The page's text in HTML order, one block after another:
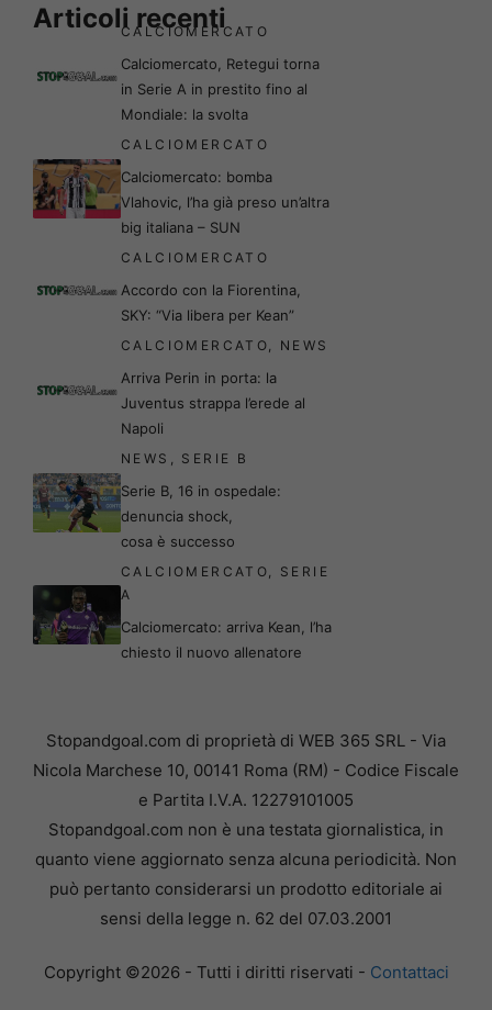
Articoli recenti
CALCIOMERCATO
Calciomercato, Retegui torna
in Serie A in prestito fino al
Mondiale: la svolta
CALCIOMERCATO
Calciomercato: bomba
Vlahovic, l’ha già preso un’altra
big italiana – SUN
CALCIOMERCATO
Accordo con la Fiorentina,
SKY: “Via libera per Kean”
CALCIOMERCATO NEWS
Arriva Perin in porta: la
Juventus strappa l’erede al
Napoli
NEWS SERIE B
Serie B, 16 in ospedale:
denuncia shock,
cosa è successo
CALCIOMERCATO
SERIE
A
Calciomercato: arriva Kean, l’ha
chiesto il nuovo allenatore
Stopandgoal.com di proprietà di WEB 365 SRL - Via
Nicola Marchese 10, 00141 Roma (RM) - Codice Fiscale
e Partita I.V.A. 12279101005
Stopandgoal.com non è una testata giornalistica, in
quanto viene aggiornato senza alcuna periodicità. Non
può pertanto considerarsi un prodotto editoriale ai
sensi della legge n. 62 del 07.03.2001
Copyright ©2026 - Tutti i diritti riservati - Contattaci